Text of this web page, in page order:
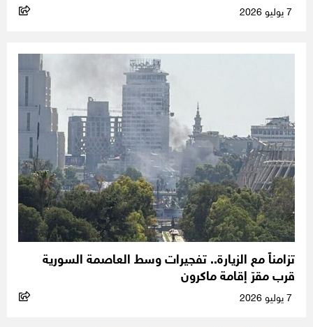
تزامناً مع الزيارة.. تفجيرات وسط العاصمة السورية
قرب مقرّ إقامة ماكرون